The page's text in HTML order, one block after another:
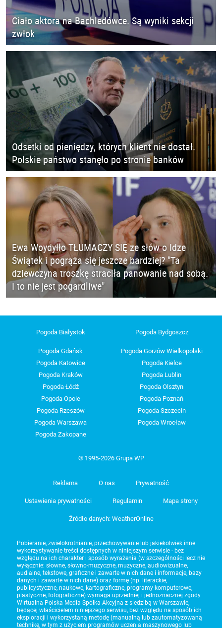
Ciało aktora na Bachledówce. Są wyniki sekcji
zwłok
Odsetki od pieniędzy, których klient nie dostał.
Polskie państwo stanęło po stronie banków
Ewa Woydyłło TŁUMACZY SIĘ ze słów o Idze
Świątek i pogrąża się jeszcze bardziej? "Ta
dziewczyna troszkę straciła panowanie nad sobą.
I to nie jest pogardliwe"
Pogoda Białystok Pogoda Bydgoszcz
Pogoda Gdańsk
Pogoda Gorzów Wielkopolski
Pogoda Katowice
Pogoda Kielce
Pogoda Kraków
Pogoda Lublin
Pogoda Łódź
Pogoda Olsztyn
Pogoda Opole
Pogoda Poznań
Pogoda Rzeszów
Pogoda Szczecin
Pogoda Warszawa
Pogoda Wrocław
Pogoda Zakopane
© 1995-2026 Grupa WP
Reklama O nas Prywatność
Ustawienia prywatności Regulamin Mapa strony
Źródło danych: WeatherOnline
Pobieranie, zwielokrotnianie, przechowywanie lub jakiekolwiek inne
wykorzystywanie treści dostępnych w niniejszym serwisie - bez
względu na ich charakter i sposób wyrażenia (w szczególności lecz nie
wyłącznie: słowne, słowno-muzyczne, muzyczne, audiowizualne,
audialne, tekstowe, graficzne i zawarte w nich dane i informacje, bazy
danych i zawarte w nich dane) oraz formę (np. literackie,
publicystyczne, naukowe, kartograficzne, programy komputerowe,
plastyczne, fotograficzne) wymaga uprzedniej i jednoznacznej zgody
Wirtualna Polska Media Spółka Akcyjna z siedzibą w Warszawie,
będącej właścicielem niniejszego serwisu, bez względu na sposób ich
eksploracji i wykorzystaną metodę (manualną lub zautomatyzowaną
technikę, w tym z użyciem programów uczenia maszynowego lub